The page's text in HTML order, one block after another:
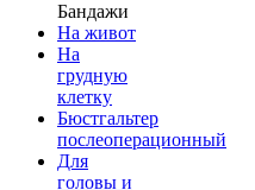
Бандажи
На живот
На
грудную
клетку
Бюстгальтер
послеоперационный
Для
головы и